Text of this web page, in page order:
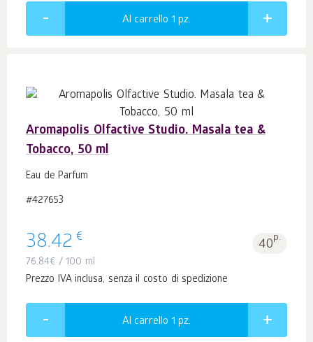
Al carrello 1 pz.
Aromapolis Olfactive Studio. Masala tea &
Tobacco, 50 ml
Eau de Parfum
#427653
38.42 € 40p.
76.84€ / 100 ml
Prezzo IVA inclusa, senza il costo di spedizione
Al carrello 1 pz.